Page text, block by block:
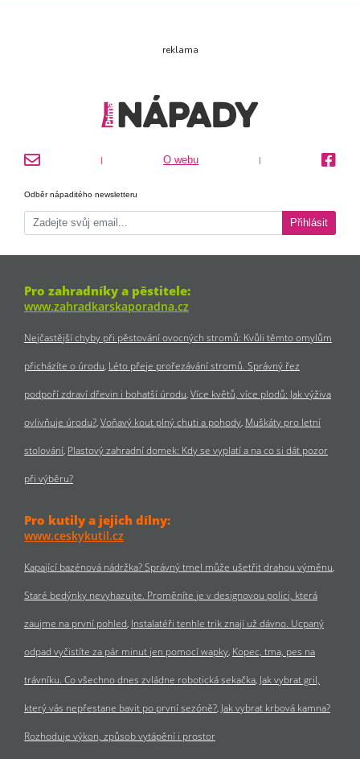
reklama
| O webu |
Odběr nápaditého newsletteru
Přihlásit
Pro zahradníky a pěstitele:
www.zahradkarskaporadna.cz
Nejčastější chyby při pěstování ovocných stromů: Kvůli těmto omylům
přicházíte o úrodu Léto přeje prořezávání stromů. Správný řez
podpoří zdraví dřevin i bohatší úrodu Více květů, více plodů: Jak výživa
ovlivňuje úrodu? Voňavý kout plný chuti a pohody Muškáty pro letní
stolování Plastový zahradní domek: Kdy se vyplatí a na co si dát pozor
při výběru?
Pro kutily a jejich dílny:
www.ceskykutil.cz
Kapající bazénová nádržka? Správný tmel může ušetřit drahou výměnu
Staré bedýnky nevyhazujte. Proměníte je v designovou polici, která
zaujme na první pohled Instalatéři tenhle trik znají už dávno. Ucpaný
odpad vyčistíte za pár minut jen pomocí wapky Kopec, tma, pes na
trávníku. Co všechno dnes zvládne robotická sekačka Jak vybrat gril,
který vás nepřestane bavit po první sezóně? Jak vybrat krbová kamna?
Rozhoduje výkon, způsob vytápění i prostor